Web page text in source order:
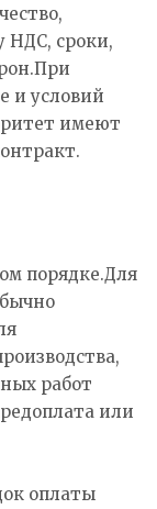
НДС, сроки,
и условий
имеют
порядке.Для
работ
или
оплаты